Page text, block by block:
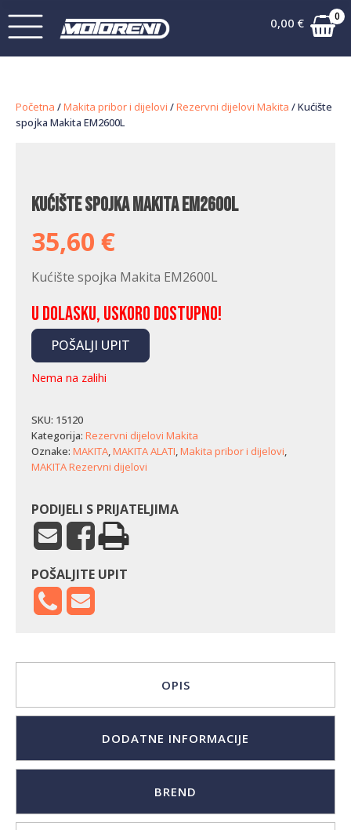
0,00 € 0
Početna /Makita pribor i dijelovi /Rezervni dijelovi Makita / Kućište
spojka Makita EM2600L
Kućište spojka Makita EM2600L
35,60 €
Kućište spojka Makita EM2600L
U dolasku, uskoro dostupno!
POŠALJI UPIT
Nema na zalihi
SKU: 15120
Kategorija: Rezervni dijelovi Makita
Oznake: MAKITA,MAKITA ALATI,Makita pribor i dijelovi,
MAKITA Rezervni dijelovi
PODIJELI S PRIJATELJIMA
POŠALJITE UPIT
OPIS
DODATNE INFORMACIJE
BREND